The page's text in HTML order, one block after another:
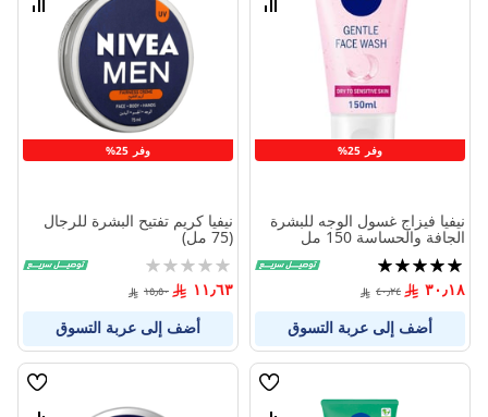
وفر 25%
قارن
نيفيا فيزاج غسول الوجه للبشرة
الجافة والحساسة 150 مل
تقييم:
100%
٣٠٫١٨ ٤٠٫٢٤
أضف إلى عربة التسوق
وفر 25%
قارن
نيفيا كريم تفتيح البشرة للرجال
(75 مل)
Rating:
0%
١١٫٦٣ ١٥٫٥٠
أضف إلى عربة التسوق
قائمة
قائمة